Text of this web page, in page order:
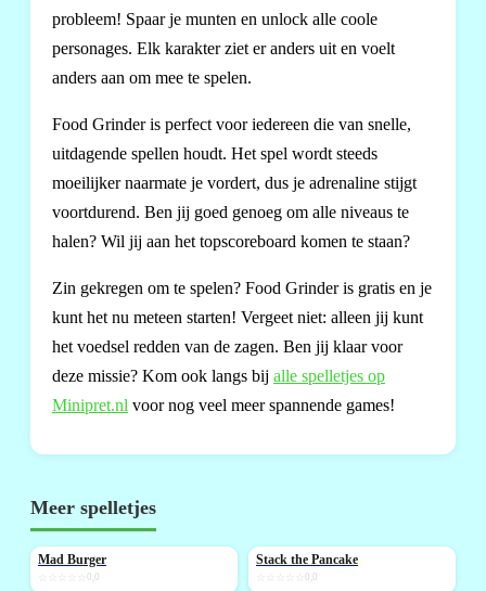
probleem! Spaar je munten en unlock alle coole
personages. Elk karakter ziet er anders uit en voelt
anders aan om mee te spelen.
Food Grinder is perfect voor iedereen die van snelle,
uitdagende spellen houdt. Het spel wordt steeds
moeilijker naarmate je vordert, dus je adrenaline stijgt
voortdurend. Ben jij goed genoeg om alle niveaus te
halen? Wil jij aan het topscoreboard komen te staan?
Zin gekregen om te spelen? Food Grinder is gratis en je
kunt het nu meteen starten! Vergeet niet: alleen jij kunt
het voedsel redden van de zagen. Ben jij klaar voor
deze missie? Kom ook langs bij alle spelletjes op
Minipret.nl voor nog veel meer spannende games!
Meer spelletjes
NIEUW
Mad Burger
0,0
NIEUW
Stack the Pancake
0,0